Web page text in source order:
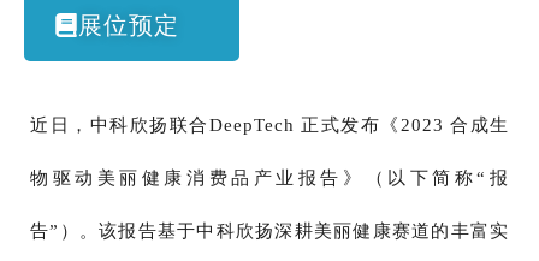
展位预定
近日，中科欣扬联合DeepTech 正式发布《2023 合成生
物驱动美丽健康消费品产业报告》（以下简称“报
告”）。该报告基于中科欣扬深耕美丽健康赛道的丰富实